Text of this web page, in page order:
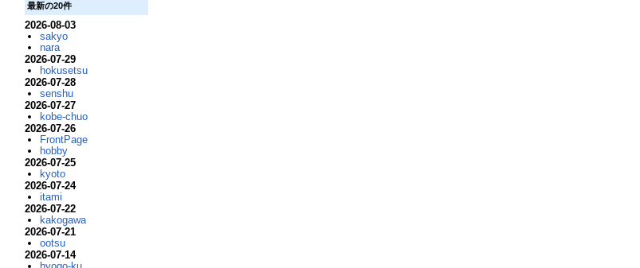
最新の20件
2026-08-03
sakyo
nara
2026-07-29
hokusetsu
2026-07-28
senshu
2026-07-27
kobe-chuo
2026-07-26
FrontPage
hobby
2026-07-25
kyoto
2026-07-24
itami
2026-07-22
kakogawa
2026-07-21
ootsu
2026-07-14